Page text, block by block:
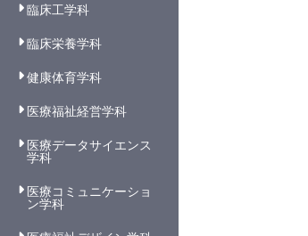
臨床工学科
臨床栄養学科
健康体育学科
医療福祉経営学科
医療データサイエンス
学科
医療コミュニケーショ
ン学科